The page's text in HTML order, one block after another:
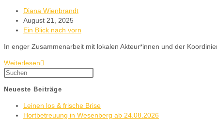
Diana Wienbrandt
August 21, 2025
Ein Blick nach vorn
In enger Zusammenarbeit mit lokalen Akteur*innen und der
Weiterlesen
Neueste Beiträge
Leinen los & frische Brise
Hortbetreuung in Wesenberg ab 24.08.2026